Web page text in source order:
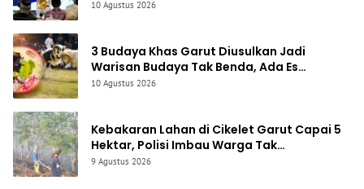
10 Agustus 2026
3 Budaya Khas Garut Diusulkan Jadi
Warisan Budaya Tak Benda, Ada Es
Goyobod hingga Tangkas Domba
10 Agustus 2026
Kebakaran Lahan di Cikelet Garut Capai 5
Hektar, Polisi Imbau Warga Tak
Sembarangan Bakar Sampah
9 Agustus 2026